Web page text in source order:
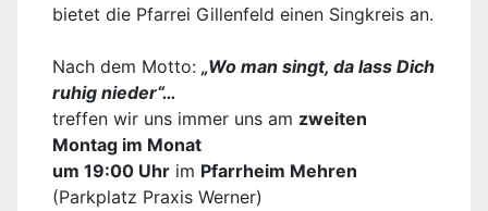
bietet die Pfarrei Gillenfeld einen Singkreis an.
Nach dem Motto: „Wo man singt, da lass Dich
ruhig nieder“…
treffen wir uns immer uns am zweiten
Montag im Monat
um 19:00 Uhr im Pfarrheim Mehren
(Parkplatz Praxis Werner)